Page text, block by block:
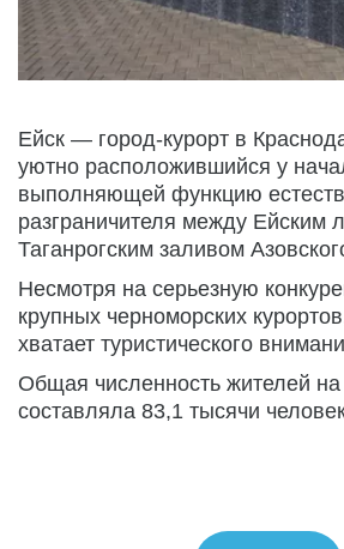
Ейск — город-курорт в
уютно расположившийся у
выполняющей функцию
разграничителя между Ейским
Таганрогским заливом
Несмотря на серьезную
крупных черноморских
хватает туристического
Общая численность жителей на
составляла 83,1 тысячи